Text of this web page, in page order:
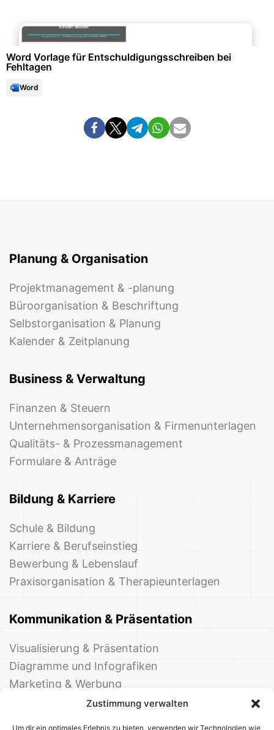
Zustimmung verwalten
Um dir ein optimales Erlebnis zu bieten, verwenden wir Technologien wie
Word Vorlage für Entschuldigungsschreiben bei
Fehltagen
Word
Planung & Organisation
Projektmanagement & -planung
Büroorganisation & Beschriftung
Selbstorganisation & Planung
Kalender & Zeitplanung
Business & Verwaltung
Finanzen & Steuern
Unternehmensorganisation & Firmenunterlagen
Qualitäts- & Prozessmanagement
Formulare & Anträge
Bildung & Karriere
Schule & Bildung
Karriere & Berufseinstieg
Bewerbung & Lebenslauf
Praxisorganisation & Therapieunterlagen
Kommunikation & Präsentation
Visualisierung & Präsentation
Diagramme und Infografiken
Marketing & Werbung
Events & Einladungen